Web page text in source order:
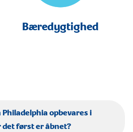
Bæredygtighed
opbevares i
først er åbnet?